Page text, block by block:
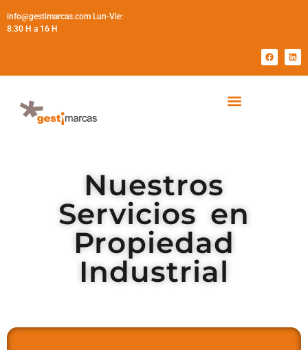
info@gestimarcas.com Lun-Vie:
8:30 H a 16 H
Nuestros
Servicios en
Propiedad
Industrial